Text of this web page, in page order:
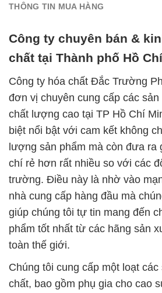
THÔNG TIN MUA HÀNG
Công ty chuyên bán &
chất tại Thành phố Hồ
Công ty hóa chất Đắc Trường
đơn vị chuyên cung cấp các
chất lượng cao tại TP Hồ Chí
biệt nổi bật với cam kết không
lượng sản phẩm mà còn đưa ra
chí rẻ hơn rất nhiều so với các
trường. Điều này là nhờ vào
nhà cung cấp hàng đầu mà
giúp chúng tôi tự tin mang đến
phẩm tốt nhất từ các hãng sản
toàn thế giới.
Chúng tôi cung cấp một loạt
chất, bao gồm phụ gia cho cao